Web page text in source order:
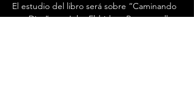
El estudio del libro será sobre “Caminando
con Dios” por John Eldridge. Para aquellos